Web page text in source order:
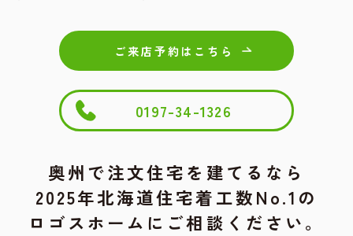
ご来店予約はこちら
0197-34-1326
奥州で注文住宅を建てるなら
2025年北海道住宅着工数No.1の
ロゴスホームにご相談ください。